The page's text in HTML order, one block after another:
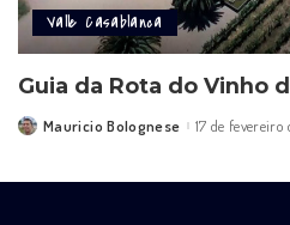
Valle Casablanca
Guia da Rota do Vinho
PostedMauricio Bolognese 17 de fevereiro